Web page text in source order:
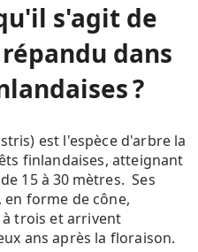
s'agit de
dans
?
) est l'espèce d'arbre la
finlandaises, atteignant
15 à 30 mètres. Ses
forme de cône,
à trois et arrivent
ans après la floraison.